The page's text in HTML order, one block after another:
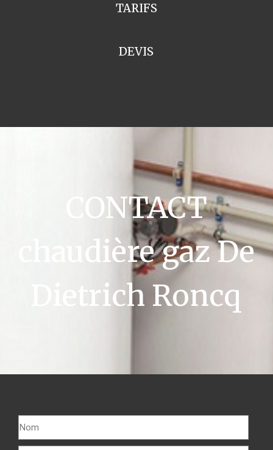
TARIFS
DEVIS
CONTACT
chaudière gaz De
Dietrich Roncq